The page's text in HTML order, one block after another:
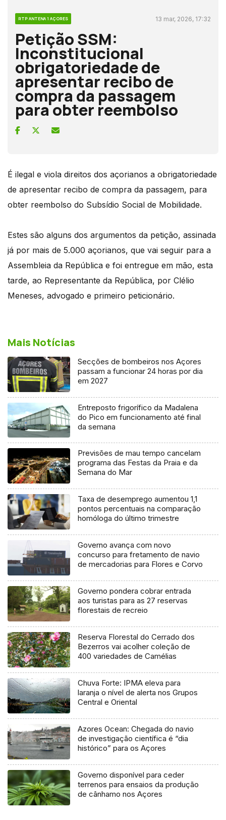
RTP ANTENA 1 AÇORES 13 mar, 2026, 17:32
Petição SSM:
Inconstitucional
obrigatoriedade de
apresentar recibo de
compra da passagem
para obter reembolso
É ilegal e viola direitos dos açorianos a obrigatoriedade
de apresentar recibo de compra da passagem, para
obter reembolso do Subsídio Social de Mobilidade.
Estes são alguns dos argumentos da petição, assinada
já por mais de 5.000 açorianos, que vai seguir para a
Assembleia da República e foi entregue em mão, esta
tarde, ao Representante da República, por Clélio
Meneses, advogado e primeiro peticionário.
Mais Notícias
Secções de bombeiros nos Açores
passam a funcionar 24 horas por dia
em 2027
Entreposto frigorífico da Madalena
do Pico em funcionamento até final
da semana
Previsões de mau tempo cancelam
programa das Festas da Praia e da
Semana do Mar
Taxa de desemprego aumentou 1,1
pontos percentuais na comparação
homóloga do último trimestre
Governo avança com novo
concurso para fretamento de navio
de mercadorias para Flores e Corvo
Governo pondera cobrar entrada
aos turistas para as 27 reservas
florestais de recreio
Reserva Florestal do Cerrado dos
Bezerros vai acolher coleção de
400 variedades de Camélias
Chuva Forte: IPMA eleva para
laranja o nível de alerta nos Grupos
Central e Oriental
Azores Ocean: Chegada do navio
de investigação científica é “dia
histórico” para os Açores
Governo disponível para ceder
terrenos para ensaios da produção
de cânhamo nos Açores